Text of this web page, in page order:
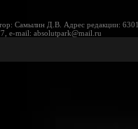
Самылин Д.В. Адрес редакции:
e-mail: absolutpark@mail.ru